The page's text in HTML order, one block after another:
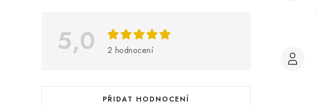
5,0 2 hodnocení
PŘIDAT HODNOCENÍ
o